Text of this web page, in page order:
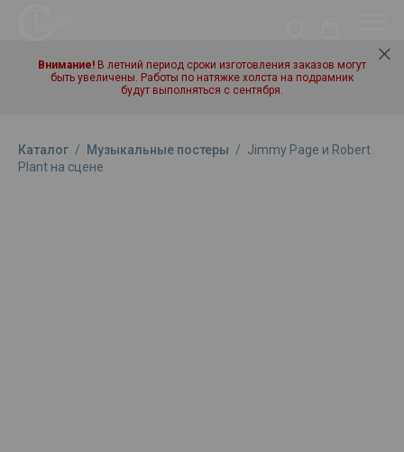
Внимание! В летний период сроки изготовления заказов могут
быть увеличены. Работы по натяжке холста на подрамник
будут выполняться с сентября.
Каталог / Музыкальные постеры / Jimmy Page и Robert
Plant на сцене